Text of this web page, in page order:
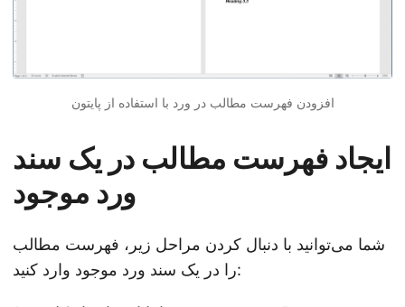
افزودن فهرست مطالب در ورد با استفاده از پایتون
ایجاد فهرست مطالب در یک سند
ورد موجود
شما می‌توانید با دنبال کردن مراحل زیر، فهرست مطالب
را در یک سند ورد موجود وارد کنید: